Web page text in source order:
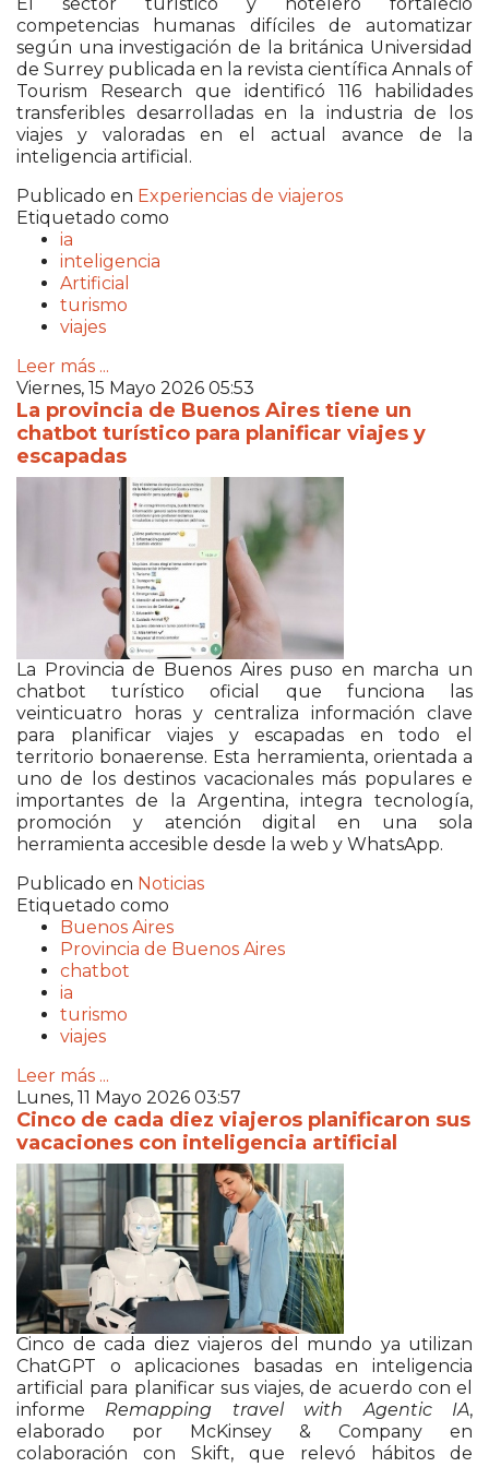
competencias humanas difíciles de automatizar
según una investigación de la británica Universidad
de Surrey publicada en la revista científica Annals of
Tourism Research que identificó 116 habilidades
transferibles desarrolladas en la industria de los
viajes y valoradas en el actual avance de la
inteligencia artificial.
Publicado en Experiencias de viajeros
Etiquetado como
ia
inteligencia
Artificial
turismo
viajes
Leer más ...
Viernes, 15 Mayo 2026 05:53
La provincia de Buenos Aires tiene un
chatbot turístico para planificar viajes y
escapadas
La Provincia de Buenos Airespuso en marcha un
chatbot turístico oficial que funciona las
veinticuatro horas y centraliza información clave
para planificar viajes y escapadas en todo el
territorio bonaerense. Esta herramienta, orientada a
uno de los destinos vacacionales más populares e
importantes de la Argentina, integra tecnología,
promoción y atención digital en una sola
herramienta accesible desde la web y WhatsApp.
Publicado en Noticias
Etiquetado como
Buenos Aires
Provincia de Buenos Aires
chatbot
ia
turismo
viajes
Leer más ...
Lunes, 11 Mayo 2026 03:57
Cinco de cada diez viajeros planificaron sus
vacaciones con inteligencia artificial
Cinco de cada diez viajeros del mundo ya utilizan
ChatGPT o aplicaciones basadas en inteligencia
artificial para planificar sus viajes, de acuerdo con el
informe Remapping travel with Agentic IA,
elaborado por McKinsey & Company en
colaboración con Skift, que relevó hábitos de